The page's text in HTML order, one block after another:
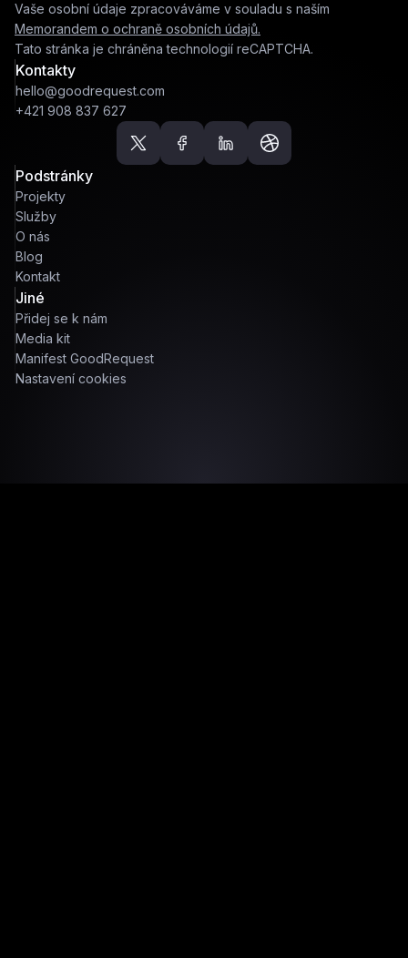
Vaše osobní údaje zpracováváme v souladu s naším
Memorandem o ochraně osobních údajů.
Tato stránka je chráněna technologií reCAPTCHA.
Kontakty
hello@goodrequest.com
+421 908 837 627
Podstránky
Projekty
Služby
O nás
Blog
Kontakt
Jiné
Přidej se k nám
Media kit
Manifest GoodRequest
Nastavení cookies